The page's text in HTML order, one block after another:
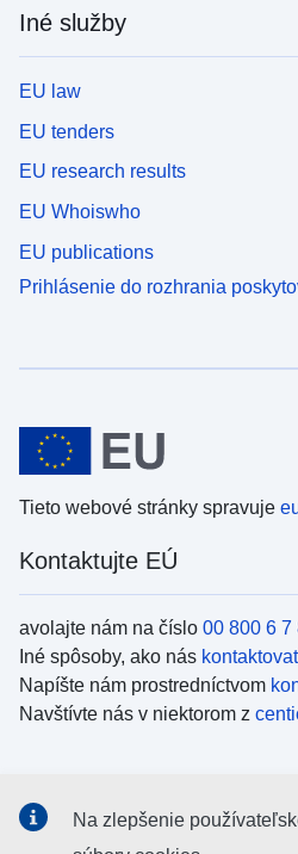
Iné služby
EU law
EU tenders
EU research results
EU Whoiswho
EU publications
Prihlásenie do rozhrania
Tieto webové stránky spravuje
Kontaktujte EÚ
avolajte nám na číslo 00 800 6 7
Iné spôsoby, ako nás
Napíšte nám prostredníctvom
Navštívte nás v niektorom z
Na zlepšenie